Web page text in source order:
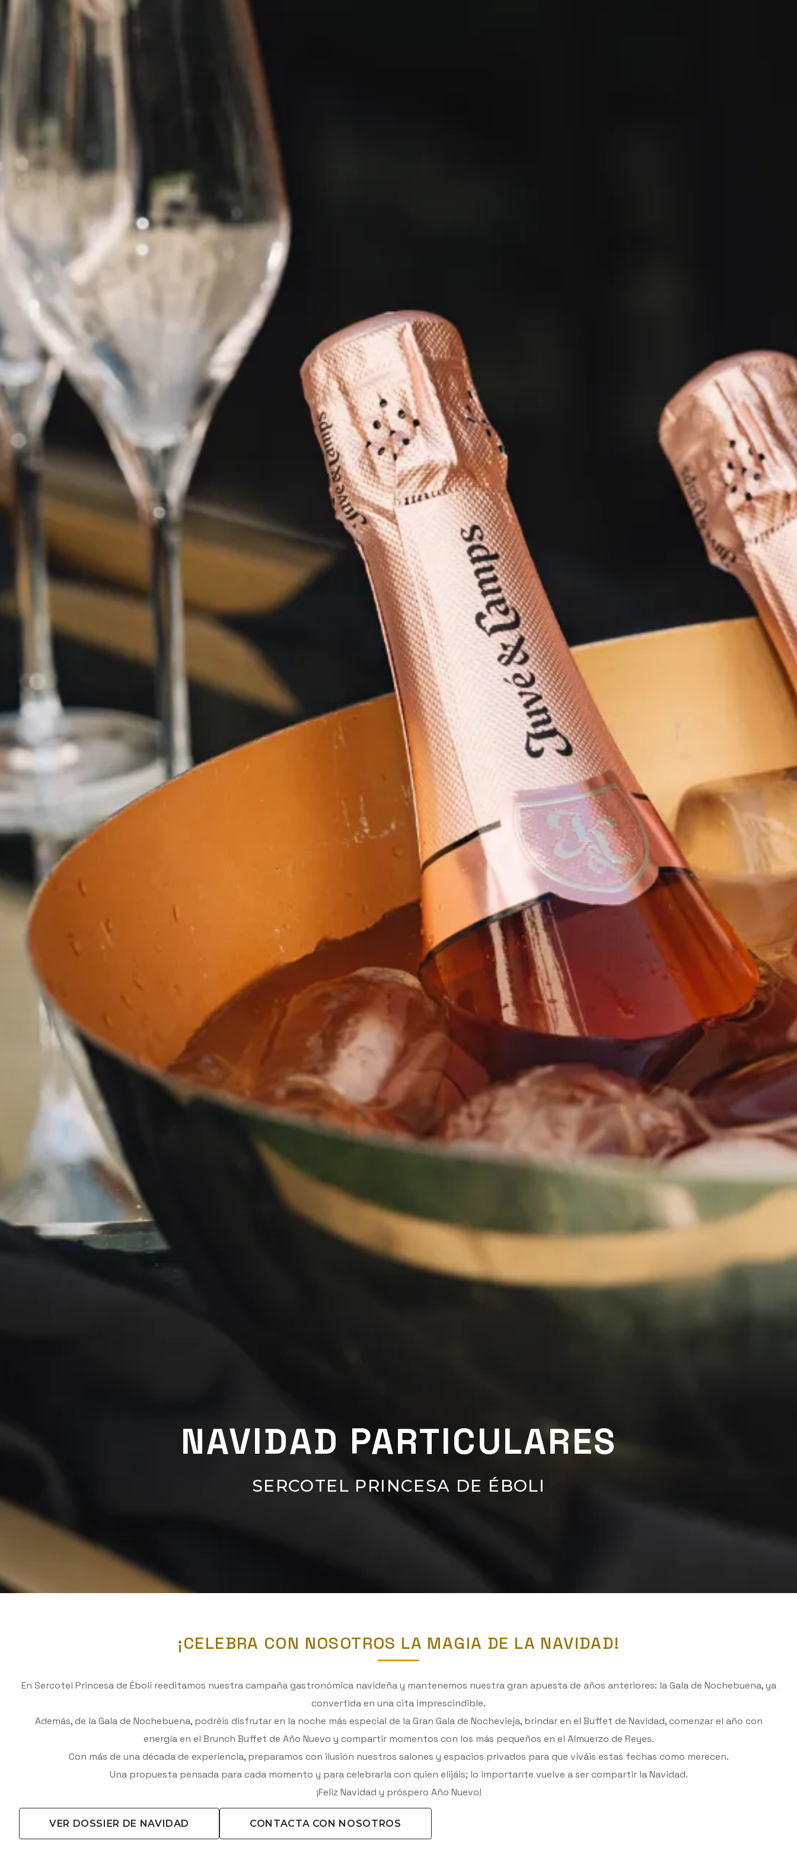
NAVIDAD PARTICULARES
SERCOTEL PRINCESA DE ÉBOLI
¡CELEBRA CON NOSOTROS LA MAGIA DE LA NAVIDAD!
En Sercotel Princesa de Éboli reeditamos nuestra campaña gastronómica navideña y mantenemos nuestra gran apuesta de años anteriores: la Gala de Nochebuena, ya
convertida en una cita imprescindible.
Además, de la Gala de Nochebuena, podréis disfrutar en la noche más especial de la Gran Gala de Nochevieja, brindar en el Buffet de Navidad, comenzar el año con
energía en el Brunch Buffet de Año Nuevo y compartir momentos con los más pequeños en el Almuerzo de Reyes.
Con más de una década de experiencia, preparamos con ilusión nuestros salones y espacios privados para que viváis estas fechas como merecen.
Una propuesta pensada para cada momento y para celebrarla con quien elijáis; lo importante vuelve a ser compartir la Navidad.
¡Feliz Navidad y próspero Año Nuevo!
VER DOSSIER DE NAVIDAD CONTACTA CON NOSOTROS